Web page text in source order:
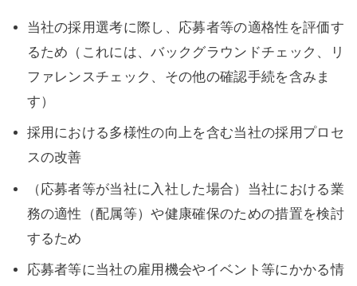
当社の採用選考に際し、応募者等の適格性を評価す
るため（これには、バックグラウンドチェック、リ
ファレンスチェック、その他の確認手続を含みま
す）
採用における多様性の向上を含む当社の採用プロセ
スの改善
（応募者等が当社に入社した場合）当社における業
務の適性（配属等）や健康確保のための措置を検討
するため
応募者等に当社の雇用機会やイベント等にかかる情